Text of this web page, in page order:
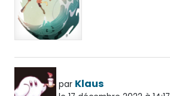
par Klaus